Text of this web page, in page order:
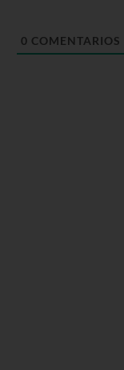
0 COMENTARIOS